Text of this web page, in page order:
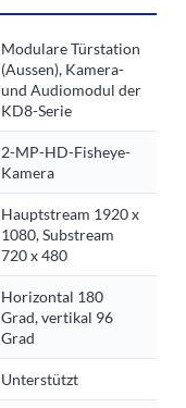
Modulare Türstation
(Aussen), Kamera-
und Audiomodul der
KD8-Serie
2-MP-HD-Fisheye-
Kamera
Hauptstream 1920 x
1080, Substream
720 x 480
Horizontal 180
Grad, vertikal 96
Grad
Unterstützt